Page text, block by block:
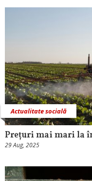
Actualitate socială
Prețuri mai mari la
29 Aug, 2025